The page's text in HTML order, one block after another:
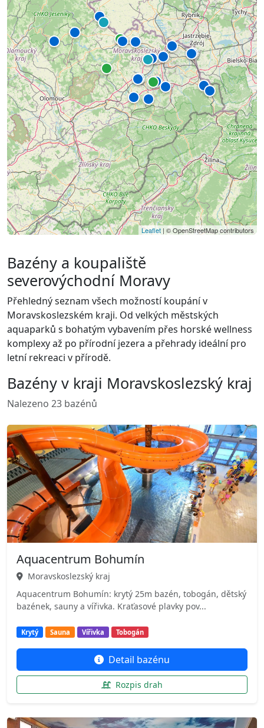
Leaflet | © OpenStreetMap contributors
Bazény a koupaliště
severovýchodní Moravy
Přehledný seznam všech možností koupání v
Moravskoslezském kraji. Od velkých městských
aquaparků s bohatým vybavením přes horské wellness
komplexy až po přírodní jezera a přehrady ideální pro
letní rekreaci v přírodě.
Bazény v kraji Moravskoslezský kraj
Nalezeno 23 bazénů
Aquacentrum Bohumín
Moravskoslezský kraj
Aquacentrum Bohumín: krytý 25m bazén, tobogán, dětský
bazének, sauny a vířivka. Kraťasové plavky pov...
Krytý Sauna Vířivka Tobogán
Detail bazénu
Rozpis drah